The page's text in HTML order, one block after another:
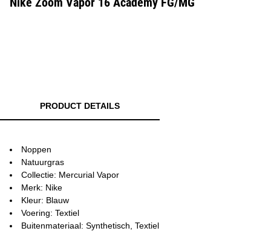
PRODUCT DETAILS
Noppen
Natuurgras
Collectie: Mercurial Vapor
Merk: Nike
Kleur: Blauw
Voering: Textiel
Buitenmateriaal: Synthetisch, Textiel